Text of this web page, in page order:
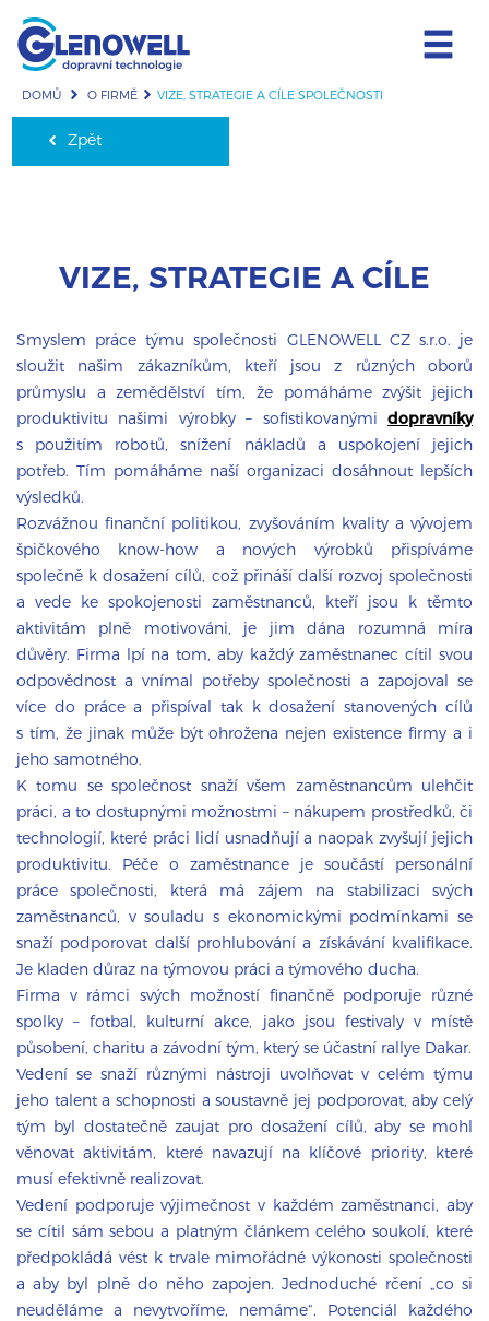
DOMŮ O FIRMĚ VIZE, STRATEGIE A CÍLE SPOLEČNOSTI
Zpět
VIZE, STRATEGIE A CÍLE
Smyslem práce týmu společnosti GLENOWELL CZ s.r.o. je
sloužit našim zákazníkům, kteří jsou z různých oborů
průmyslu a zemědělství tím, že pomáháme zvýšit jejich
produktivitu našimi výrobky – sofistikovanými dopravníky
s použitím robotů, snížení nákladů a uspokojení jejich
potřeb. Tím pomáháme naší organizaci dosáhnout lepších
výsledků.
Rozvážnou finanční politikou, zvyšováním kvality a vývojem
špičkového know-how a nových výrobků přispíváme
společně k dosažení cílů, což přináší další rozvoj společnosti
a vede ke spokojenosti zaměstnanců, kteří jsou k těmto
aktivitám plně motivováni, je jim dána rozumná míra
důvěry. Firma lpí na tom, aby každý zaměstnanec cítil svou
odpovědnost a vnímal potřeby společnosti a zapojoval se
více do práce a přispíval tak k dosažení stanovených cílů
s tím, že jinak může být ohrožena nejen existence firmy a i
jeho samotného.
K tomu se společnost snaží všem zaměstnancům ulehčit
práci, a to dostupnými možnostmi – nákupem prostředků, či
technologií, které práci lidí usnadňují a naopak zvyšují jejich
produktivitu. Péče o zaměstnance je součástí personální
práce společnosti, která má zájem na stabilizaci svých
zaměstnanců, v souladu s ekonomickými podmínkami se
snaží podporovat další prohlubování a získávání kvalifikace.
Je kladen důraz na týmovou práci a týmového ducha.
Firma v rámci svých možností finančně podporuje různé
spolky – fotbal, kulturní akce, jako jsou festivaly v místě
působení, charitu a závodní tým, který se účastní rallye Dakar.
Vedení se snaží různými nástroji uvolňovat v celém týmu
jeho talent a schopnosti a soustavně jej podporovat, aby celý
tým byl dostatečně zaujat pro dosažení cílů, aby se mohl
věnovat aktivitám, které navazují na klíčové priority, které
musí efektivně realizovat.
Vedení podporuje výjimečnost v každém zaměstnanci, aby
se cítil sám sebou a platným článkem celého soukolí, které
předpokládá vést k trvale mimořádné výkonosti společnosti
a aby byl plně do něho zapojen. Jednoduché rčení „co si
neuděláme a nevytvoříme, nemáme“. Potenciál každého